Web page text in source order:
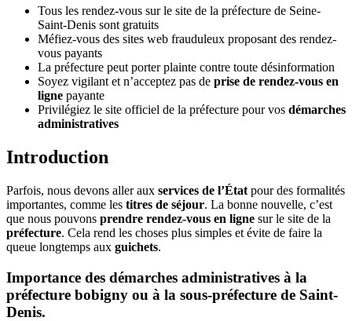
Tous les rendez-vous sur le site de la préfecture de Seine-
Saint-Denis sont gratuits
Méfiez-vous des sites web frauduleux proposant des rendez-
vous payants
La préfecture peut porter plainte contre toute désinformation
Soyez vigilant et n’acceptez pas de prise de rendez-vous en
ligne payante
Privilégiez le site officiel de la préfecture pour vos démarches
administratives
Introduction
Parfois, nous devons aller aux services de l’État pour des formalités
importantes, comme les titres de séjour. La bonne nouvelle, c’est
que nous pouvons prendre rendez-vous en ligne sur le site de la
préfecture. Cela rend les choses plus simples et évite de faire la
queue longtemps aux guichets.
Importance des démarches administratives à la
préfecture bobigny ou à la sous-préfecture de Saint-
Denis.